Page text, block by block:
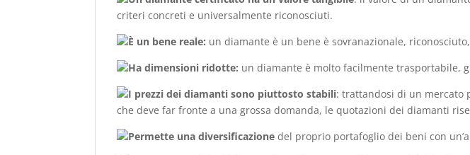
criteri concreti e universalmente riconosciuti.
È un bene reale: un diamante è un bene è sovranazionale,
Ha dimensioni ridotte: un diamante è molto facilmente trasportabile,
I prezzi dei diamanti sono piuttosto stabili: trattandosi di un mercato
che deve far fronte a una grossa domanda, le quotazioni dei diamanti
Permette una diversificazionedel proprio portafoglio dei beni con